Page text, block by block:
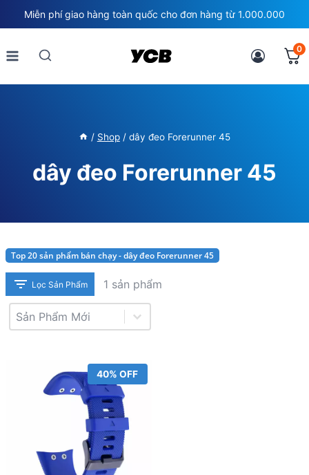
to
content
Miễn phí giao hàng toàn quốc cho đơn hàng từ 1.000.000
0
/ Shop / dây đeo Forerunner 45
dây đeo Forerunner 45
Top 20 sản phẩm bán chạy - dây đeo Forerunner 45
Lọc Sản Phẩm 1 sản phẩm
Product Sort
Sort content
40% OFF